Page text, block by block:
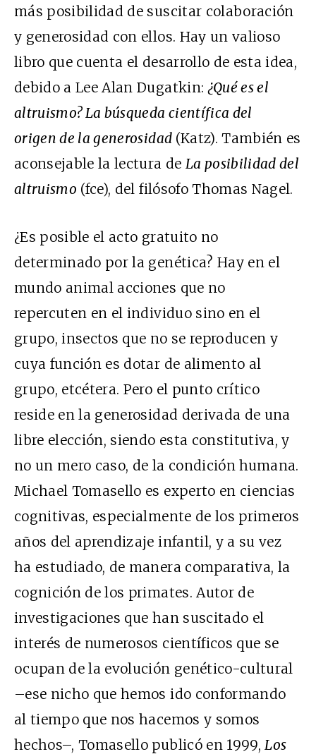
más posibilidad de suscitar colaboración
y generosidad con ellos. Hay un valioso
libro que cuenta el desarrollo de esta idea,
debido a Lee Alan Dugatkin:¿Qué es el
altruismo? La búsqueda científica del
origen de la generosidad (Katz). También es
aconsejable la lectura de La posibilidad del
altruismo (fce), del filósofo Thomas Nagel.
¿Es posible el acto gratuito no
determinado por la genética? Hay en el
mundo animal acciones que no
repercuten en el individuo sino en el
grupo, insectos que no se reproducen y
cuya función es dotar de alimento al
grupo, etcétera. Pero el punto crítico
reside en la generosidad derivada de una
libre elección, siendo esta constitutiva, y
no un mero caso, de la condición humana.
Michael Tomasello es experto en ciencias
cognitivas, especialmente de los primeros
años del aprendizaje infantil, y a su vez
ha estudiado, de manera comparativa, la
cognición de los primates. Autor de
investigaciones que han suscitado el
interés de numerosos científicos que se
ocupan de la evolución genético-cultural
–ese nicho que hemos ido conformando
al tiempo que nos hacemos y somos
hechos–, Tomasello publicó en 1999,Los